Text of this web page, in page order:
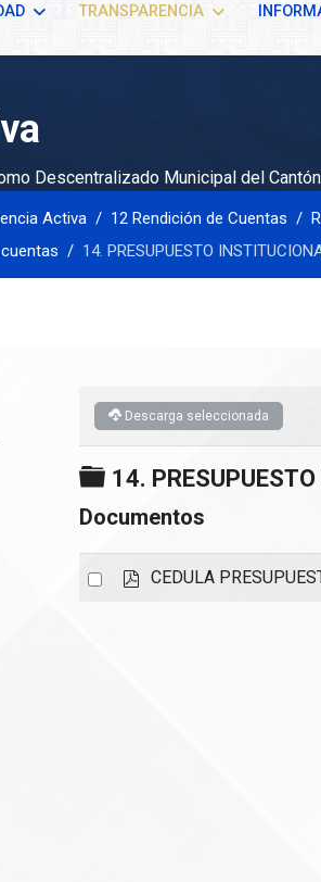
TRANSPARENCIA
Descentralizado Municipal del
Activa 12 Rendición de Cuentas
14. PRESUPUESTO
Descarga seleccionada
Carpeta
14.
Documentos
Select
pCEDULA